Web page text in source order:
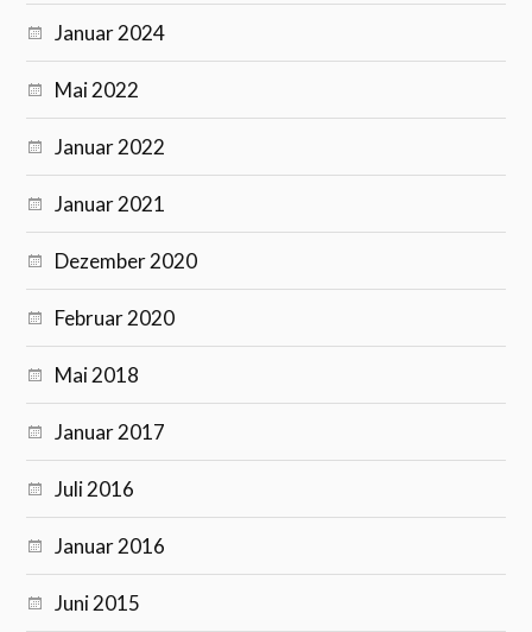
Januar 2024
Mai 2022
Januar 2022
Januar 2021
Dezember 2020
Februar 2020
Mai 2018
Januar 2017
Juli 2016
Januar 2016
Juni 2015